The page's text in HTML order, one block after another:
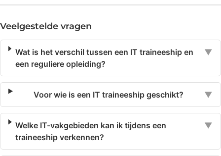
Veelgestelde vragen
Wat is het verschil tussen een IT traineeship en
een reguliere opleiding?
▼
Voor wie is een IT traineeship geschikt? ▼
Welke IT-vakgebieden kan ik tijdens een
traineeship verkennen?
▼